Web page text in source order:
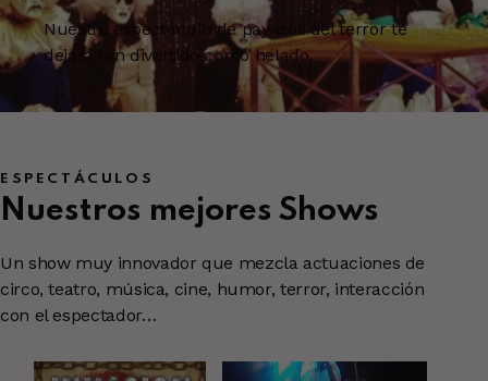
Nuestro espectáculo de payasos del terror te
dejará tan divertido como helado.
ESPECTÁCULOS
Nuestros mejores Shows
Un show muy innovador que mezcla actuaciones de
circo, teatro, música, cine, humor, terror, interacción
con el espectador…